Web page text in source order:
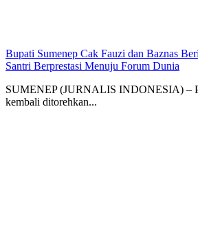
Bupati Sumenep Cak Fauzi dan Baznas
Santri Berprestasi Menuju Forum Dunia
SUMENEP (JURNALIS INDONESIA) –
kembali ditorehkan...